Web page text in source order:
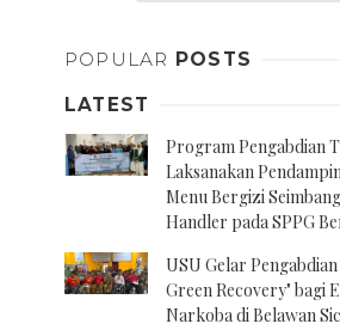
POPULAR POSTS
LATEST
Program Pengabdian
Laksanakan
Menu Bergizi
Handler pada SPPG
USU Gelar
Green Recovery" bagi
Narkoba di Belawan